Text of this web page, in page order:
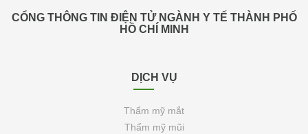
CỔNG THÔNG TIN ĐIỆN TỬ NGÀNH Y TẾ THÀNH PHỐ
HỒ CHÍ MINH
DỊCH VỤ
Thẩm mỹ mắt
Thẩm mỹ mũi